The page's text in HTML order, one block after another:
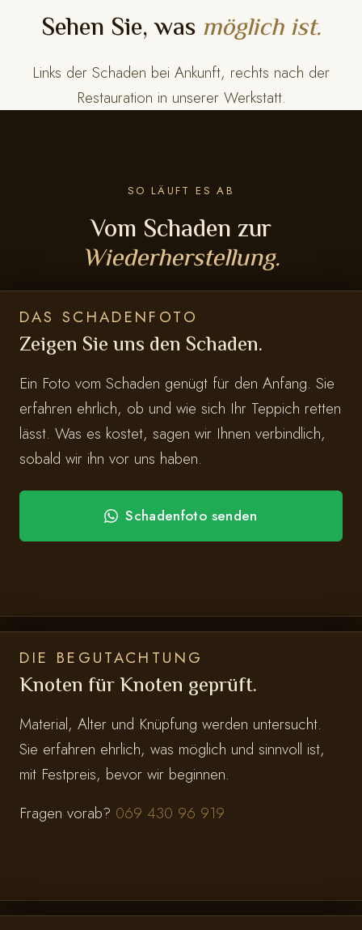
Sehen Sie, was möglich ist.
Links der Schaden bei Ankunft, rechts nach der
Restauration in unserer Werkstatt.
SO LÄUFT ES AB
Vom Schaden zur
Wiederherstellung.
DAS SCHADENFOTO
Zeigen Sie uns den Schaden.
Ein Foto vom Schaden genügt für den Anfang. Sie
erfahren ehrlich, ob und wie sich Ihr Teppich retten
lässt. Was es kostet, sagen wir Ihnen verbindlich,
sobald wir ihn vor uns haben.
Schadenfoto senden
DIE BEGUTACHTUNG
Knoten für Knoten geprüft.
Material, Alter und Knüpfung werden untersucht.
Sie erfahren ehrlich, was möglich und sinnvoll ist,
mit Festpreis, bevor wir beginnen.
Fragen vorab? 069 430 96 919